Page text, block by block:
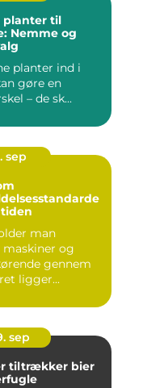
planter til
Nemme og
planter ind i
gøre en
– de sk...
sep
man
og
gennem
ligger...
sep
tiltrækker bier